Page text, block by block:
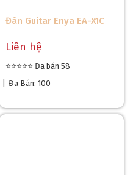
Đàn Guitar Enya EA-X1C
Liên hệ
⭐⭐⭐⭐⭐ Đã bán 58
Đã Bán: 100